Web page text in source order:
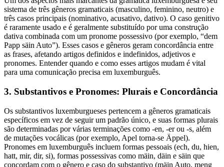
sistema de três gêneros gramaticais (masculino, feminino, neutro) e
três casos principais (nominativo, acusativo, dativo). O caso genitivo
é raramente usado e é geralmente substituído por uma construção
dativa combinada com um pronome possessivo (por exemplo, “dem
Papp säin Auto”). Esses casos e gêneros geram concordância entre
as frases, afetando artigos definidos e indefinidos, adjetivos e
pronomes. Entender quando e como esses artigos mudam é vital
para uma comunicação precisa em luxemburguês.
3. Substantivos e Pronomes: Plurais e Concordância
Os substantivos luxemburgueses pertencem a gêneros gramaticais
específicos em vez de seguir um padrão único, e suas formas plurais
são determinadas por várias terminações como -en, -er ou -s, além
de mutações vocálicas (por exemplo, Apel torna-se Äppel).
Pronomes em luxemburguês incluem formas pessoais (ech, du, hien,
hatt, mir, dir, si), formas possessivas como mäin, däin e säin que
concordam com o gênero e caso do substantivo (mäin Auto, meng